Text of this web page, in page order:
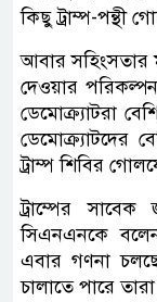
কিছু ট্রাম্প-পন্থী
আবার সহিংসতার
দেওয়ার
ডেমোক্র্যাটরা
ডেমোক্র্যাটদের
ট্রাম্প শিবির
ট্রাম্পের সাবেক
সিএনএনকে
এবার গণনা
চালাতে পারে